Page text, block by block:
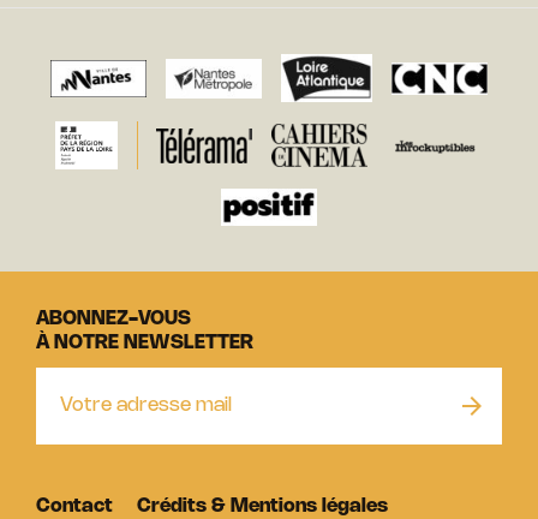
ABONNEZ-VOUS
À NOTRE NEWSLETTER
Contact Crédits & Mentions légales